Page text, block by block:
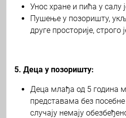
Унос хране и пића у салу
Пушење у позоришту,
друге просторије, строго
5. Деца у позоришту:
Деца млађа од 5 година
представама без
случају немају